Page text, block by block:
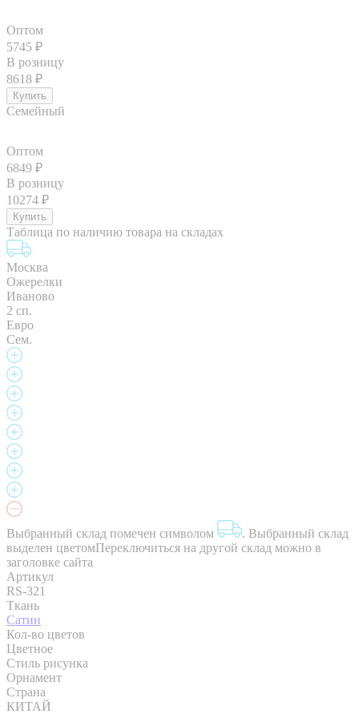
Оптом
5745 ₽
В розницу
8618 ₽
Семейный
Оптом
6849 ₽
В розницу
10274 ₽
Таблица по наличию товара на складах
Москва
Ожерелки
Иваново
2 сп.
Евро
Сем.
Выбранный склад помечен символом . Выбранный склад
выделен цветомПереключиться на другой склад можно в
заголовке сайта
Артикул
RS-321
Ткань
Сатин
Кол-во цветов
Цветное
Стиль рисунка
Орнамент
Страна
КИТАЙ